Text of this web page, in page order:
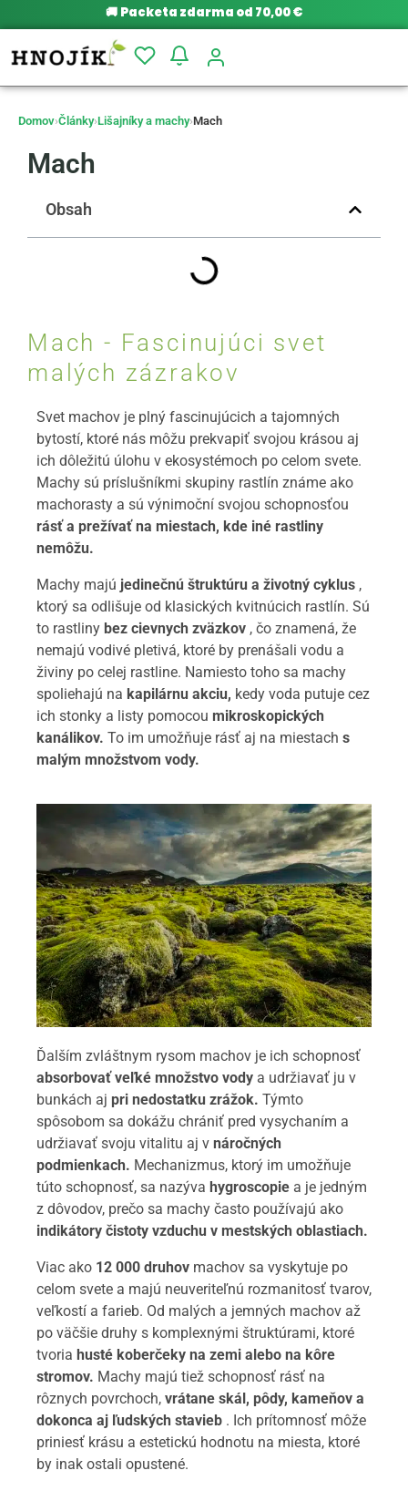
🚚 Packeta zdarma od 70,00 €
Domov›Články›Lišajníky a machy›Mach
Mach
Obsah
Mach - Fascinujúci svet
malých zázrakov
Svet machov je plný fascinujúcich a tajomných
bytostí, ktoré nás môžu prekvapiť svojou krásou aj
ich dôležitú úlohu v ekosystémoch po celom svete.
Machy sú príslušníkmi skupiny rastlín známe ako
machorasty a sú výnimoční svojou schopnosťou
rásť a prežívať na miestach, kde iné rastliny
nemôžu.
Machy majú jedinečnú štruktúru a životný cyklus ,
ktorý sa odlišuje od klasických kvitnúcich rastlín. Sú
to rastliny bez cievnych zväzkov , čo znamená, že
nemajú vodivé pletivá, ktoré by prenášali vodu a
živiny po celej rastline. Namiesto toho sa machy
spoliehajú na kapilárnu akciu, kedy voda putuje cez
ich stonky a listy pomocou mikroskopických
kanálikov. To im umožňuje rásť aj na miestach s
malým množstvom vody.
Ďalším zvláštnym rysom machov je ich schopnosť
absorbovať veľké množstvo vody a udržiavať ju v
bunkách aj pri nedostatku zrážok. Týmto
spôsobom sa dokážu chrániť pred vysychaním a
udržiavať svoju vitalitu aj v náročných
podmienkach. Mechanizmus, ktorý im umožňuje
túto schopnosť, sa nazýva hygroscopie a je jedným
z dôvodov, prečo sa machy často používajú ako
indikátory čistoty vzduchu v mestských oblastiach.
Viac ako 12 000 druhov machov sa vyskytuje po
celom svete a majú neuveriteľnú rozmanitosť tvarov,
veľkostí a farieb. Od malých a jemných machov až
po väčšie druhy s komplexnými štruktúrami, ktoré
tvoria husté koberčeky na zemi alebo na kôre
stromov. Machy majú tiež schopnosť rásť na
rôznych povrchoch, vrátane skál, pôdy, kameňov a
dokonca aj ľudských stavieb . Ich prítomnosť môže
priniesť krásu a estetickú hodnotu na miesta, ktoré
by inak ostali opustené.